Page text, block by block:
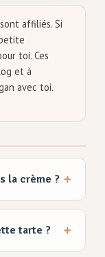
affiliés. Si
toi. Ces
et à
avec toi.
la crème ?
tarte ?